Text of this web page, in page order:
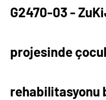
Beratung & Kontakt
Experten
G2470-03 -
projesinde
rehabilitasyonu